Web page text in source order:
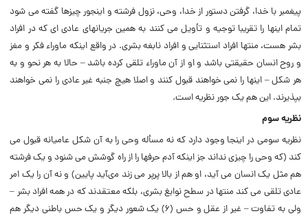
پیغمبر با خدا، گرفتن دستور از خدا، وحى، نزول فرشته و اینجور چیزها گفته مى شود
تمام اینها را تقریبا توجیه و تأویل مى کنند به همین جریانهاى عادى اى که در افراد
بشر هست، منتها افراد استثنایى و افراد نابغه بشرى. در واقع اینکه ماوراء فکر و مغز
و روح انسان حقیقتى باشد و او از آن ماوراء تلقى کرده باشد – حالا به هر نحو و به
هر شکل – اینها را نمى خواهند قبول کنند و اصلا هیچ جنبه غیر عادى را نمى خواهند
بپذیرند. این هم یک جور نظریه است.
نظریه سوم
نظریه سومى در اینجا وجود دارد که نه مسأله وحى را به آن شکل عامیانه قبول مى
کند (‌که وحى را چیزى نداند جز اینکه آدم حرفها را از راه گوشش مى شنود و یک فرشته
هم مثل یک انسان مى آید، او هم از بالا پرپر مى زند مىآید پایین) و نه آن را یک امر
عادى تلقى مى کند منتها در سطح نوابغ بشرى، بلکه معتقدند که در همه افراد بشر –
ولى به تفاوت – غیر از عقل و حس (‌۶) یک شعور دیگر و یک حس باطنى دیگر هم